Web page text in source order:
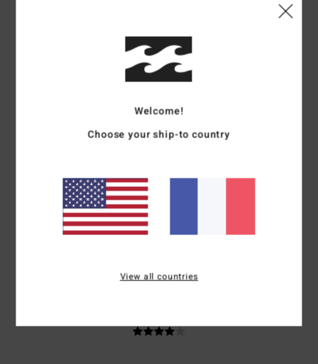
13 juin 2026
Achat vérifié
Haut de la page
Afficher original - Italiano
5/5
12 juin 2026
Qualité et taille
Afficher original - English
/5 Rapport qualité / prix Taille: Trop grandMatière
Welcome!
Choose your ship-to country
View all countries